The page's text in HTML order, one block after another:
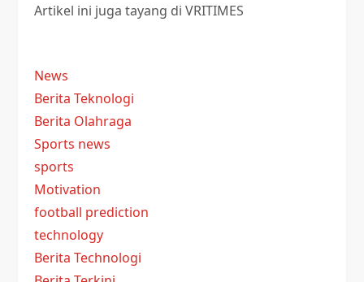
Artikel ini juga tayang di VRITIMES
News
Berita Teknologi
Berita Olahraga
Sports news
sports
Motivation
football prediction
technology
Berita Technologi